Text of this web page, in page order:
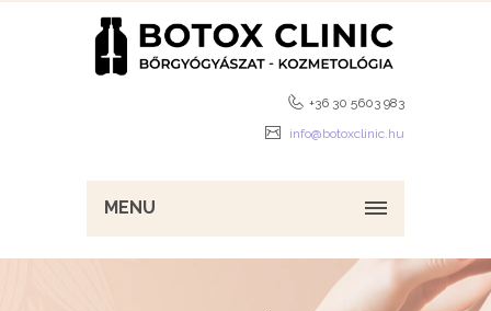
+36 30 5603 983
info@botoxclinic.hu
MENU